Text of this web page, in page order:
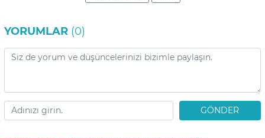
YORUMLAR (0)
GÖNDER